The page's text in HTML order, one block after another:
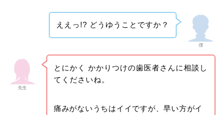
僕
ええっ!? どうゆうことですか？
先生
とにかく かかりつけの歯医者さんに相談し
てくださいね。
痛みがないうちはイイですが、早い方がイ